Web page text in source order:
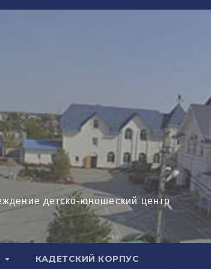
детско-юношеский центр
КАДЕТСКИЙ КОРПУС